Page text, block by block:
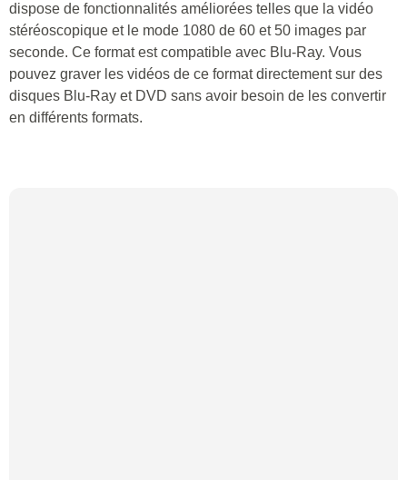
dispose de fonctionnalités améliorées telles que la vidéo
stéréoscopique et le mode 1080 de 60 et 50 images par
seconde. Ce format est compatible avec Blu-Ray. Vous
pouvez graver les vidéos de ce format directement sur des
disques Blu-Ray et DVD sans avoir besoin de les convertir
en différents formats.